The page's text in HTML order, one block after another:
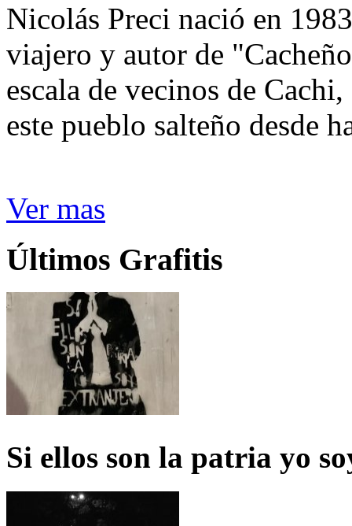
Nicolás Preci nació en
viajero y autor de
escala de vecinos de
este pueblo salteño desde
Ver mas
Últimos Grafitis
Si ellos son la patria yo